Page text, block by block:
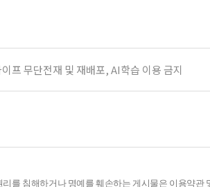
프 무단전재 및 재배포, AI학습 이용 금지